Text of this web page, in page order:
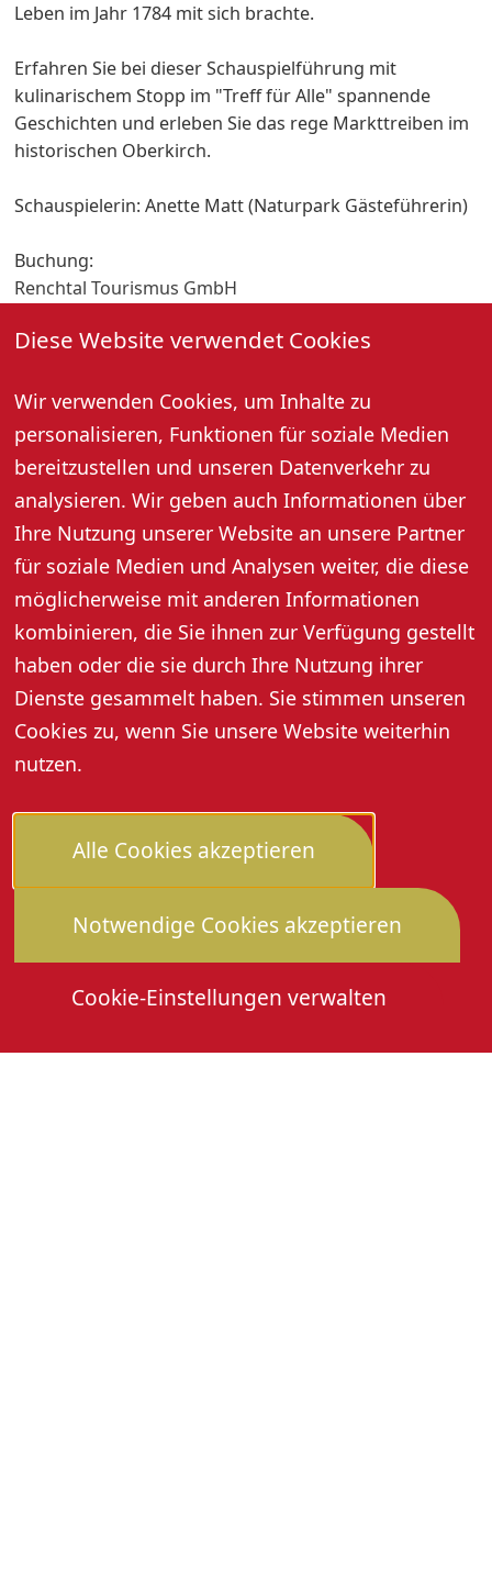
Diese Website verwendet Cookies
Wir verwenden Cookies, um Inhalte zu
personalisieren, Funktionen für soziale Medien
bereitzustellen und unseren Datenverkehr zu
analysieren. Wir geben auch Informationen über
Ihre Nutzung unserer Website an unsere Partner
für soziale Medien und Analysen weiter, die diese
möglicherweise mit anderen Informationen
kombinieren, die Sie ihnen zur Verfügung gestellt
haben oder die sie durch Ihre Nutzung ihrer
Dienste gesammelt haben. Sie stimmen unseren
Cookies zu, wenn Sie unsere Website weiterhin
nutzen.
Alle Cookies akzeptieren
Notwendige Cookies akzeptieren
Cookie-Einstellungen verwalten
Leben im Jahr 1784 mit sich brachte.
Erfahren Sie bei dieser Schauspielführung mit
kulinarischem Stopp im "Treff für Alle" spannende
Geschichten und erleben Sie das rege Markttreiben im
historischen Oberkirch.
Schauspielerin: Anette Matt (Naturpark Gästeführerin)
Buchung:
Renchtal Tourismus GmbH
77704 Oberkirch
Mail: info@renchtal-tourismus.de
www.renchtal-tourismus.de
Weitere Informationen
Tickets & Preise
Preise:22 Euro inklusive Dinnele
(Rahmkuchen mit Speck)